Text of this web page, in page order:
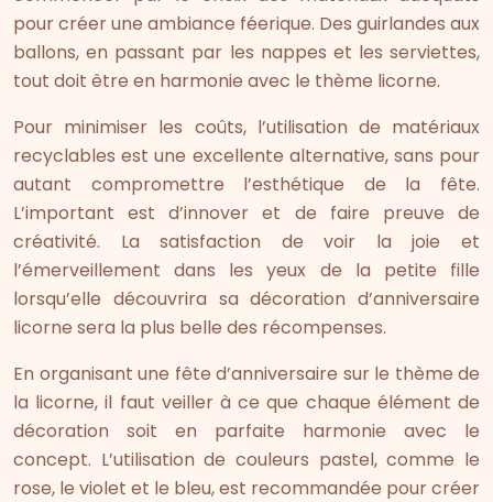
pour créer une ambiance féerique. Des guirlandes aux
ballons, en passant par les nappes et les serviettes,
tout doit être en harmonie avec le thème licorne.
Pour minimiser les coûts, l’utilisation de matériaux
recyclables est une excellente alternative, sans pour
autant compromettre l’esthétique de la fête.
L’important est d’innover et de faire preuve de
créativité. La satisfaction de voir la joie et
l’émerveillement dans les yeux de la petite fille
lorsqu’elle découvrira sa décoration d’anniversaire
licorne sera la plus belle des récompenses.
En organisant une fête d’anniversaire sur le thème de
la licorne, il faut veiller à ce que chaque élément de
décoration soit en parfaite harmonie avec le
concept. L’utilisation de couleurs pastel, comme le
rose, le violet et le bleu, est recommandée pour créer